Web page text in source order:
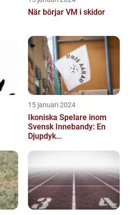
När börjar VM i skidor
15 januari 2024
Ikoniska Spelare inom
Svensk Innebandy: En
Djupdyk...